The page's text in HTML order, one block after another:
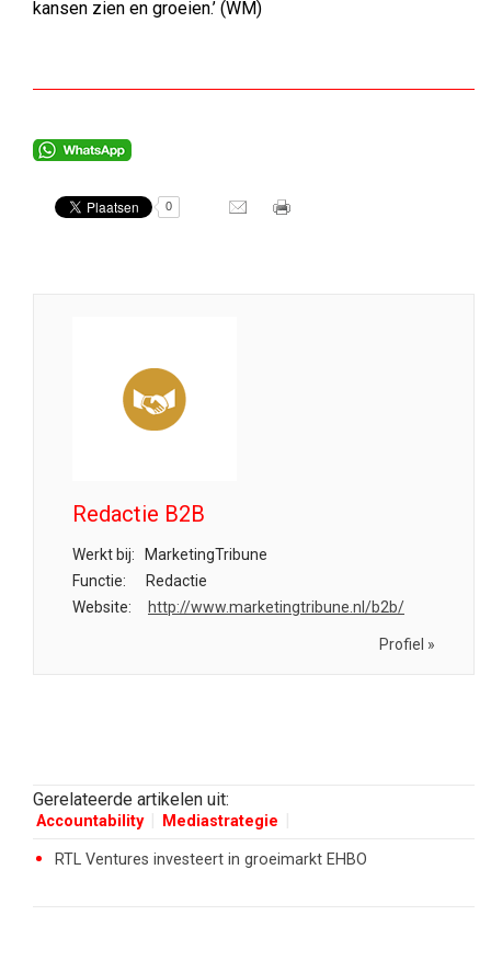
kansen zien en groeien.’ (WM)
0
Redactie B2B
Werkt bij:
MarketingTribune
Functie:
Redactie
Website:
http://www.marketingtribune.nl/b2b/
Profiel »
Gerelateerde artikelen uit:
Accountability Mediastrategie
RTL Ventures investeert in groeimarkt EHBO